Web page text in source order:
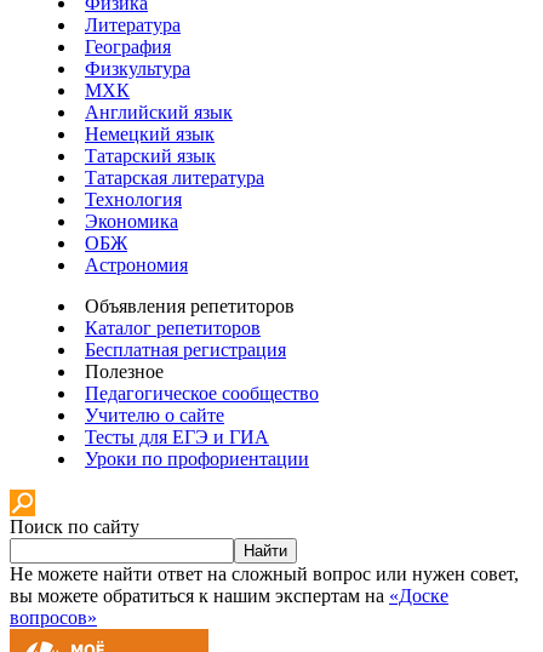
Литература
География
Физкультура
МХК
Английский язык
Немецкий язык
Татарский язык
Татарская литература
Технология
Экономика
ОБЖ
Астрономия
Объявления репетиторов
Каталог репетиторов
Бесплатная регистрация
Полезное
Педагогическое сообщество
Учителю о сайте
Тесты для ЕГЭ и ГИА
Уроки по профориентации
Поиск по сайту
Найти
Не можете найти ответ на сложный вопрос или нужен совет,
вы можете обратиться к нашим экспертам на «Доске
вопросов»